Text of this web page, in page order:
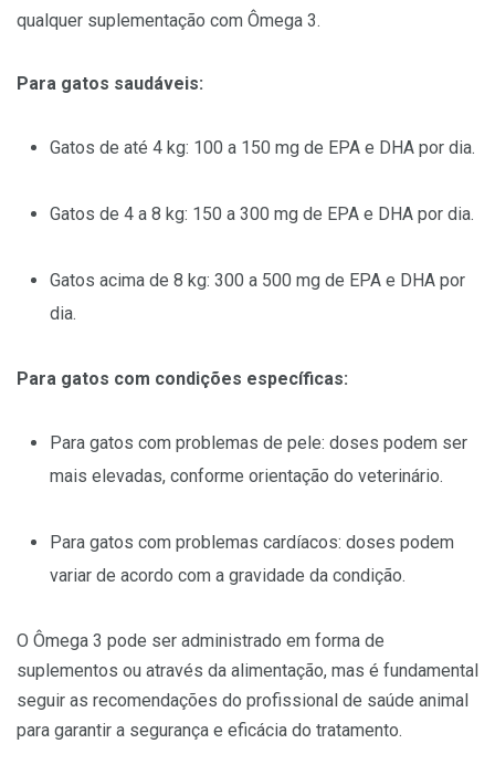
qualquer suplementação com Ômega 3.
Para gatos saudáveis:
Gatos de até 4 kg: 100 a 150 mg de EPA e DHA por dia.
Gatos de 4 a 8 kg: 150 a 300 mg de EPA e DHA por dia.
Gatos acima de 8 kg: 300 a 500 mg de EPA e DHA por
dia.
Para gatos com condições específicas:
Para gatos com problemas de pele: doses podem ser
mais elevadas, conforme orientação do veterinário.
Para gatos com problemas cardíacos: doses podem
variar de acordo com a gravidade da condição.
O Ômega 3 pode ser administrado em forma de
suplementos ou através da alimentação, mas é fundamental
seguir as recomendações do profissional de saúde animal
para garantir a segurança e eficácia do tratamento.